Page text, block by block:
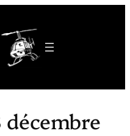
décembre